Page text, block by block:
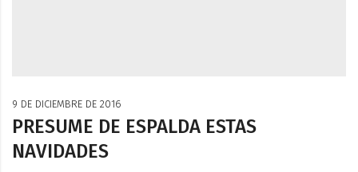
9 DE DICIEMBRE DE 2016
PRESUME DE ESPALDA ESTAS
NAVIDADES